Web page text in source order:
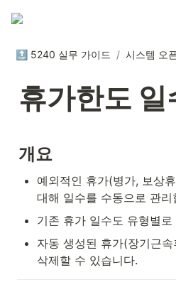
🔝 5240 실무 가이드 / 시스템 오
휴가한도 일
개요
예외적인 휴가(병가, 보상
대해 일수를 수동으로 관리
기존 휴가 일수도 유형별
자동 생성된 휴가(장기근
삭제할 수 있습니다.